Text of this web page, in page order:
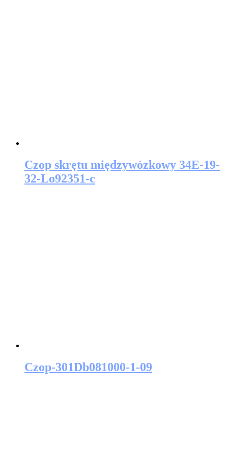
Czop skrętu międzywózkowy 34E-19-
32-Lo92351-c
Czop-301Db081000-1-09